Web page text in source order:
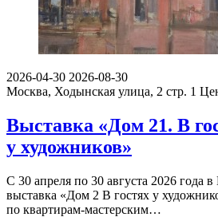
2026-04-30 2026-08-30
Москва, Ходынская улица, 2 стр. 1
Выставка «Дом 21. В
у художников»
С 30 апреля по 30 августа 2026 года
выставка «Дом 2 В гостях у
по квартирам-мастерским…